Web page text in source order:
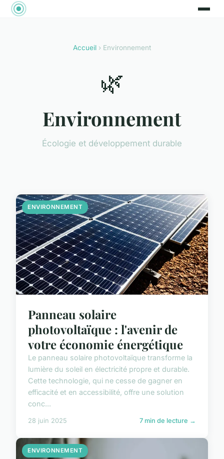
Accueil › Environnement
🌿
Environnement
Écologie et développement durable
ENVIRONNEMENT
Panneau solaire
photovoltaïque : l'avenir de
votre économie énergétique
Le panneau solaire photovoltaïque transforme la
lumière du soleil en électricité propre et durable.
Cette technologie, qui ne cesse de gagner en
efficacité et en accessibilité, offre une solution
conc...
28 juin 2025 7 min de lecture →
ENVIRONNEMENT